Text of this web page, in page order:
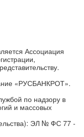
Ассоциация
«РУСБАНКРОТ».
по надзору в
и массовых
ЭЛ № ФС 77 -